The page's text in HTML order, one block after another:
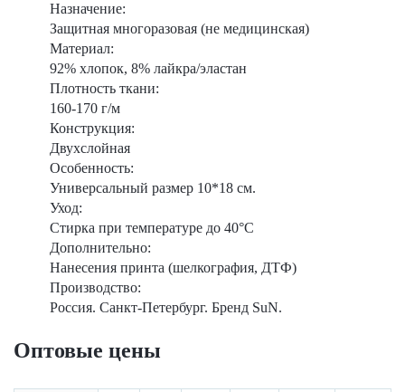
Назначение:
Защитная многоразовая (не медицинская)
Материал:
92% хлопок, 8% лайкра/эластан
Плотность ткани:
160-170 г/м
Конструкция:
Двухслойная
Особенность:
Универсальный размер 10*18 см.
Уход:
Стирка при температуре до 40°C
Дополнительно:
Нанесения принта (шелкография, ДТФ)
Производство:
Россия. Санкт-Петербург. Бренд SuN.
Оптовые цены